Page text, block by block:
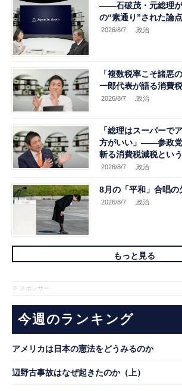
――石破茂・元総理
の“素通り”された論点
2026/8/7 .政治
「複数税率こそ諸
一郎代表が語る消費
2026/8/7 .政治
「総理はスーパーで
方がいい」――参政
斬る消費税減税とい
2026/8/7 .政治
8月の「平和」合唱の
2026/8/7 .政治
もっと見る
※ スポンサー
今週のランキング
アメリカは日本の憲法をどうみるのか
辺野古事故はなぜ起きたのか（上）